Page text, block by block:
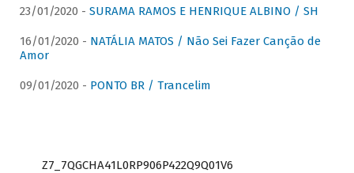
23/01/2020 - SURAMA RAMOS E HENRIQUE ALBINO / SH
16/01/2020 - NATÁLIA MATOS / Não Sei Fazer Canção de
Amor
09/01/2020 - PONTO BR / Trancelim
Z7_7QGCHA41L0RP906P422Q9Q01V6